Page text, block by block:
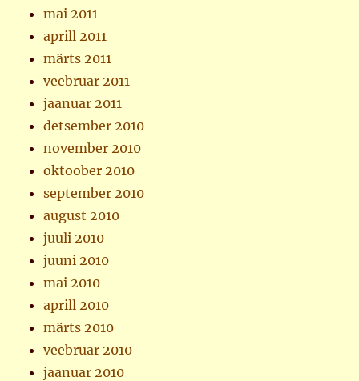
mai 2011
aprill 2011
märts 2011
veebruar 2011
jaanuar 2011
detsember 2010
november 2010
oktoober 2010
september 2010
august 2010
juuli 2010
juuni 2010
mai 2010
aprill 2010
märts 2010
veebruar 2010
jaanuar 2010